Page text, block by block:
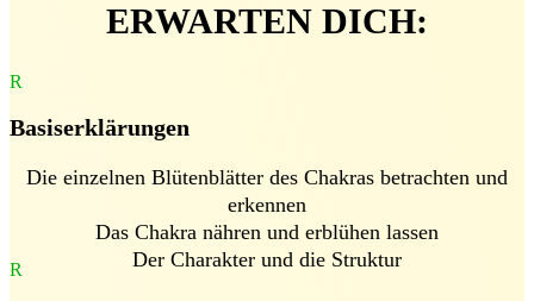
ERWARTEN DICH:
R
Basiserklärungen
Die einzelnen Blütenblätter des Chakras betrachten und
erkennen
Das Chakra nähren und erblühen lassen
Der Charakter und die Struktur
R